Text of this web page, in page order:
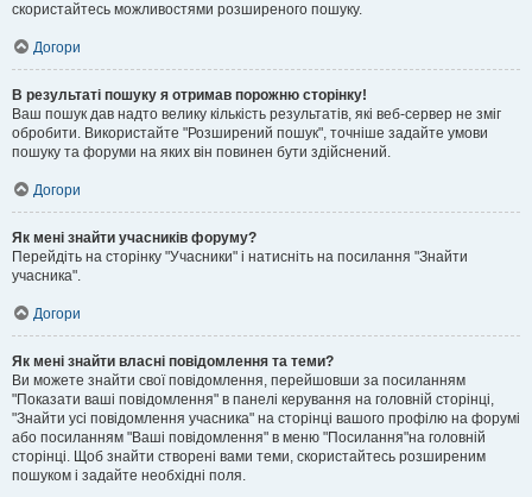
скористайтесь можливостями розширеного пошуку.
Догори
В результаті пошуку я отримав порожню сторінку!
Ваш пошук дав надто велику кількість результатів, які веб-сервер не зміг
обробити. Використайте "Розширений пошук", точніше задайте умови
пошуку та форуми на яких він повинен бути здійснений.
Догори
Як мені знайти учасників форуму?
Перейдіть на сторінку "Учасники" і натисніть на посилання "Знайти
учасника".
Догори
Як мені знайти власні повідомлення та теми?
Ви можете знайти свої повідомлення, перейшовши за посиланням
"Показати ваші повідомлення" в панелі керування на головній сторінці,
"Знайти усі повідомлення учасника" на сторінці вашого профілю на форумі
або посиланням "Ваші повідомлення" в меню "Посилання"на головній
сторінці. Щоб знайти створені вами теми, скористайтесь розширеним
пошуком і задайте необхідні поля.